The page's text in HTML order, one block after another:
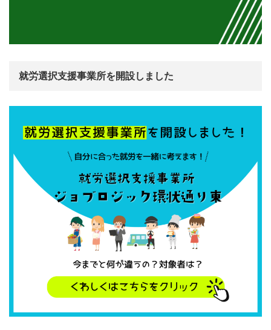
就労選択支援事業所を開設しました